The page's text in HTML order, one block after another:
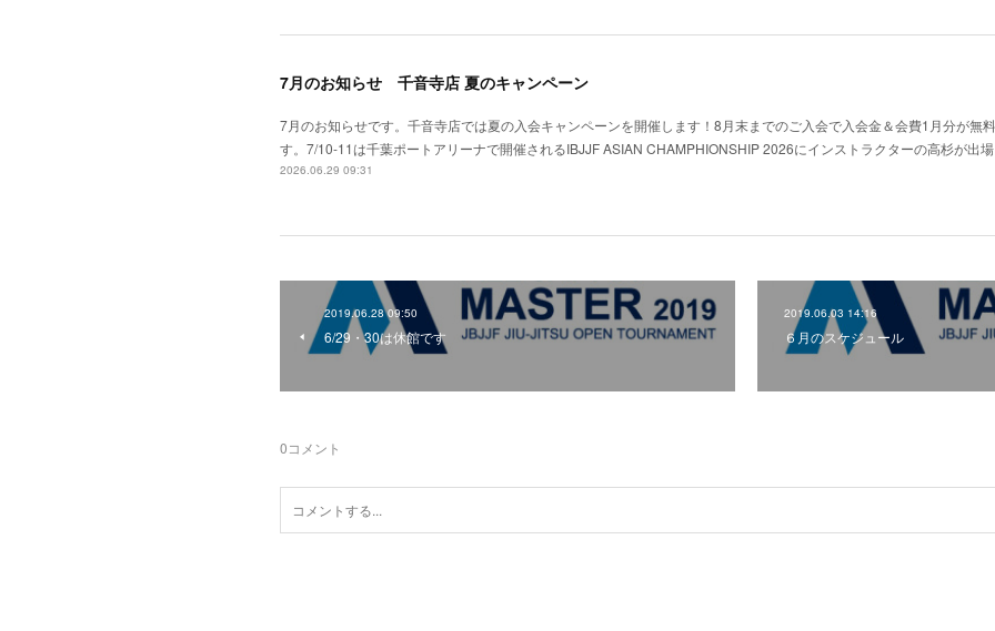
7月のお知らせ 千音寺店 夏のキャンペーン
7月のお知らせです。千音寺店では夏の入会キャンペーンを開催します！8月末までのご入会で入会金＆会費1月分が無
す。7/10-11は千葉ポートアリーナで開催されるIBJJF ASIAN CHAMPHIONSHIP 2026にインストラクターの高杉が出
2026.06.29 09:31
2019.06.28 09:50
6/29・30は休館です
2019.06.03 14:16
６月のスケジュール
0コメント